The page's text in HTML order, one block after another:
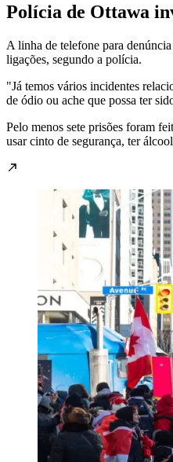
Polícia de Ottawa
A linha de telefone para
ligações, segundo a polícia.
"Já temos vários incidentes
de ódio ou ache que possa ter
Pelo menos sete prisões foram
usar cinto de segurança, ter